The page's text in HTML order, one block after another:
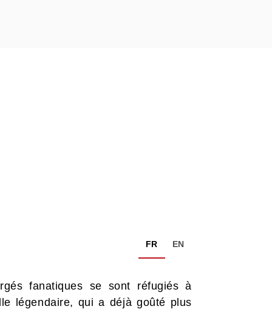
FR EN
fanatiques se sont réfugiés à
légendaire, qui a déjà goûté plus